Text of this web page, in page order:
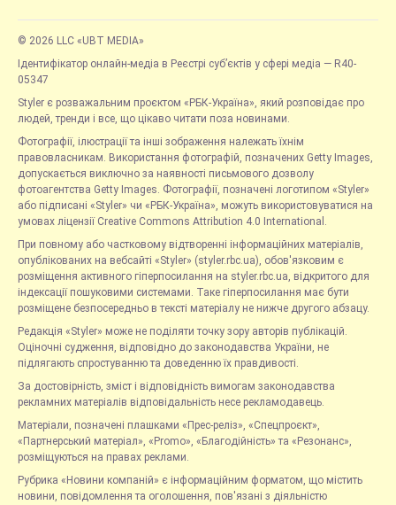
© 2026 LLC «UBT MEDIA»
Ідентифікатор онлайн-медіа в Реєстрі суб’єктів у сфері медіа — R40-
05347
Styler є розважальним проєктом «РБК-Україна», який розповідає про
людей, тренди і все, що цікаво читати поза новинами.
Фотографії, ілюстрації та інші зображення належать їхнім
правовласникам. Використання фотографій, позначених Getty Images,
допускається виключно за наявності письмового дозволу
фотоагентства Getty Images. Фотографії, позначені логотипом «Styler»
або підписані «Styler» чи «РБК-Україна», можуть використовуватися на
умовах ліцензії Creative Commons Attribution 4.0 International.
При повному або частковому відтворенні інформаційних матеріалів,
опублікованих на вебсайті «Styler» (styler.rbc.ua), обов'язковим є
розміщення активного гіперпосилання на styler.rbc.ua, відкритого для
індексації пошуковими системами. Таке гіперпосилання має бути
розміщене безпосередньо в тексті матеріалу не нижче другого абзацу.
Редакція «Styler» може не поділяти точку зору авторів публікацій.
Оціночні судження, відповідно до законодавства України, не
підлягають спростуванню та доведенню їх правдивості.
За достовірність, зміст і відповідність вимогам законодавства
рекламних матеріалів відповідальність несе рекламодавець.
Матеріали, позначені плашками «Прес-реліз», «Спецпроєкт»,
«Партнерський матеріал», «Promo», «Благодійність» та «Резонанс»,
розміщуються на правах реклами.
Рубрика «Новини компаній» є інформаційним форматом, що містить
новини, повідомлення та оголошення, пов'язані з діяльністю